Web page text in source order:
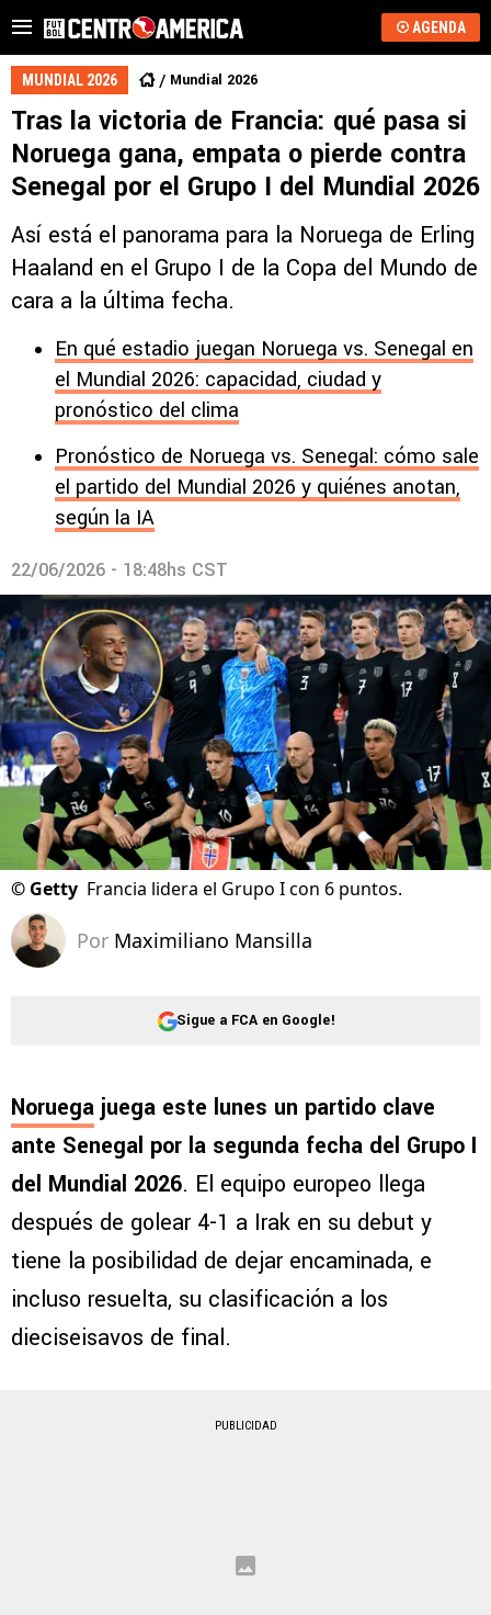
AGENDA
MUNDIAL 2026 Mundial 2026
Tras la victoria de Francia: qué pasa si
Noruega gana, empata o pierde contra
Senegal por el Grupo I del Mundial 2026
Así está el panorama para la Noruega de Erling
Haaland en el Grupo I de la Copa del Mundo de
cara a la última fecha.
En qué estadio juegan Noruega vs. Senegal en
el Mundial 2026: capacidad, ciudad y
pronóstico del clima
Pronóstico de Noruega vs. Senegal: cómo sale
el partido del Mundial 2026 y quiénes anotan,
según la IA
22/06/2026 - 18:48hs CST
© Getty Francia lidera el Grupo I con 6 puntos.
Por Maximiliano Mansilla
Sigue a FCA en Google!
Noruega juega este lunes un partido clave
ante Senegal por la segunda fecha del Grupo I
del Mundial 2026. El equipo europeo llega
después de golear 4-1 a Irak en su debut y
tiene la posibilidad de dejar encaminada, e
incluso resuelta, su clasificación a los
dieciseisavos de final.
PUBLICIDAD